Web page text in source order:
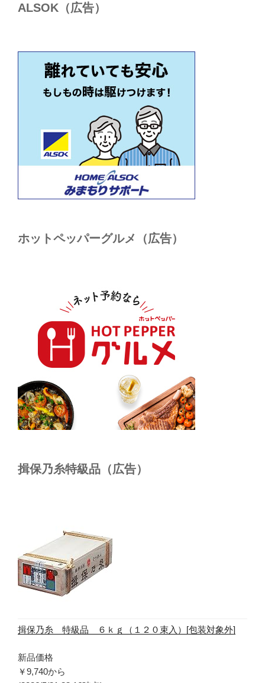
ALSОK（広告）
ホットペッパーグルメ（広告）
揖保乃糸特級品（広告）
揖保乃糸 特級品 ６ｋｇ（１２０束入）[包装対象外]
新品価格
￥9,740から